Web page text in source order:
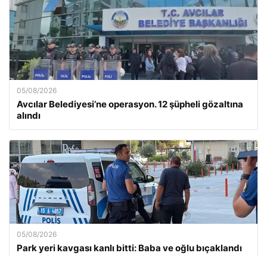
05/08/2026
Avcılar Belediyesi’ne operasyon. 12 şüpheli gözaltına
alındı
05/08/2026
Park yeri kavgası kanlı bitti: Baba ve oğlu bıçaklandı